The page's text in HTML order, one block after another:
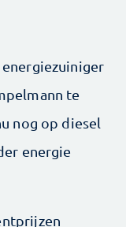
te
nog op diesel
energie